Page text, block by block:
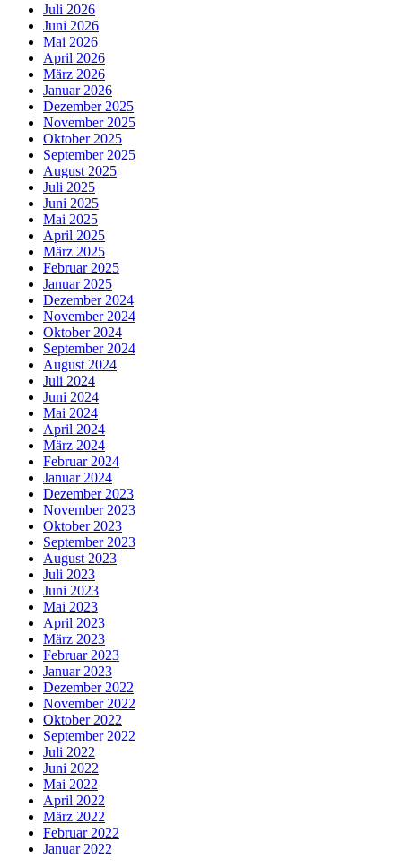
Juli 2026
Juni 2026
Mai 2026
April 2026
März 2026
Januar 2026
Dezember 2025
November 2025
Oktober 2025
September 2025
August 2025
Juli 2025
Juni 2025
Mai 2025
April 2025
März 2025
Februar 2025
Januar 2025
Dezember 2024
November 2024
Oktober 2024
September 2024
August 2024
Juli 2024
Juni 2024
Mai 2024
April 2024
März 2024
Februar 2024
Januar 2024
Dezember 2023
November 2023
Oktober 2023
September 2023
August 2023
Juli 2023
Juni 2023
Mai 2023
April 2023
März 2023
Februar 2023
Januar 2023
Dezember 2022
November 2022
Oktober 2022
September 2022
Juli 2022
Juni 2022
Mai 2022
April 2022
März 2022
Februar 2022
Januar 2022